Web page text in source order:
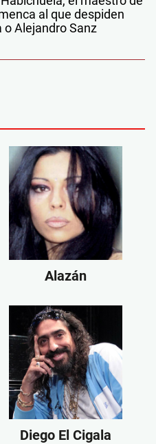
al que despiden
o Alejandro Sanz
Alazán
Diego El Cigala